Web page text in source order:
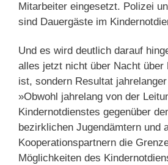
Mitarbeiter eingesetzt. Polizei
sind Dauergäste im
Und es wird deutlich darauf
alles jetzt nicht über Nacht über
ist, sondern Resultat
»Obwohl jahrelang von der
Kindernotdienstes gegenüber
bezirklichen Jugendämtern und
Kooperationspartnern die
Möglichkeiten des